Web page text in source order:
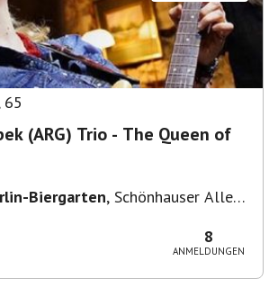
65
(ARG) Trio - The Queen of
Biergarten, Schönhauser Allee
8
ANMELDUNGEN